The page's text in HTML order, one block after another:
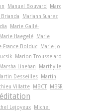
Manuel Bouvard
Marc
Brianda
Mariann Suarez
Marie Gallé-
Marie Haegelé
Marie
France Bolduc
Marie-Jo
Marion Trousselard
Marsha Linehan
Marthylle
Desseilles
Martin
Villatte MBCT
MBSR
Lejoyeux
Michel